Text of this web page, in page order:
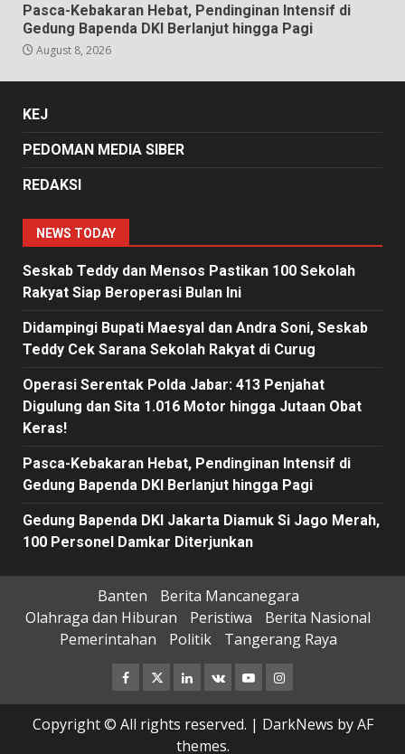
Pasca-Kebakaran Hebat, Pendinginan Intensif di
Gedung Bapenda DKI Berlanjut hingga Pagi
August 8, 2026
KEJ
PEDOMAN MEDIA SIBER
REDAKSI
NEWS TODAY
Seskab Teddy dan Mensos Pastikan 100 Sekolah
Rakyat Siap Beroperasi Bulan Ini
Didampingi Bupati Maesyal dan Andra Soni, Seskab
Teddy Cek Sarana Sekolah Rakyat di Curug
Operasi Serentak Polda Jabar: 413 Penjahat
Digulung dan Sita 1.016 Motor hingga Jutaan Obat
Keras!
Pasca-Kebakaran Hebat, Pendinginan Intensif di
Gedung Bapenda DKI Berlanjut hingga Pagi
Gedung Bapenda DKI Jakarta Diamuk Si Jago Merah,
100 Personel Damkar Diterjunkan
Banten
Berita Mancanegara
Olahraga dan Hiburan
Peristiwa
Berita Nasional
Pemerintahan
Politik Tangerang Raya
Facebook
TwitterLinkedin
VK YoutubeInstagram
Copyright © All rights reserved. | DarkNews by AF
themes.